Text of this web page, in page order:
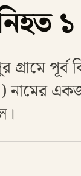
১
পূর্ব
নামের